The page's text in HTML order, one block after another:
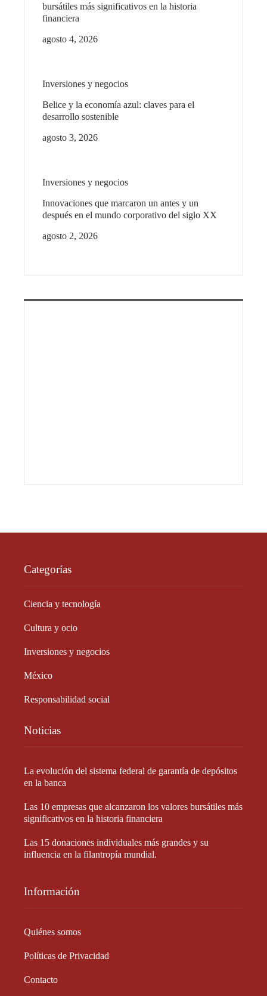
bursátiles más significativos en la historia
financiera
agosto 4, 2026
Inversiones y negocios
Belice y la economía azul: claves para el
desarrollo sostenible
agosto 3, 2026
Inversiones y negocios
Innovaciones que marcaron un antes y un
después en el mundo corporativo del siglo XX
agosto 2, 2026
Categorías
Ciencia y tecnología
Cultura y ocio
Inversiones y negocios
México
Responsabilidad social
Noticias
La evolución del sistema federal de garantía de depósitos
en la banca
Las 10 empresas que alcanzaron los valores bursátiles más
significativos en la historia financiera
Las 15 donaciones individuales más grandes y su
influencia en la filantropía mundial.
Información
Quiénes somos
Políticas de Privacidad
Contacto